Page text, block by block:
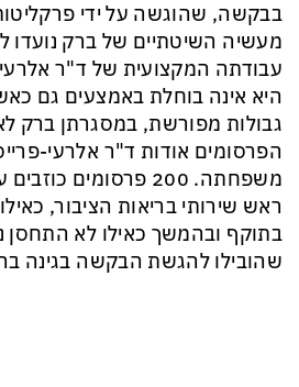
בבקשה, שהוגשה על ידי
מעשיה השיטתיים של ברק נועדו
עבודתה המקצועית של ד"ר אלרעי-
היא אינה בוחלת באמצעים גם
גבולות מפורשת, במסגרתן ברק
הפרסומים אודות ד"ר אלרעי-
משפחתה. 200 פרסומים
ראש שירותי בריאות הציבור,
בתוקף ובהמשך כאילו לא התחסן
שהובילו להגשת הבקשה בגינה